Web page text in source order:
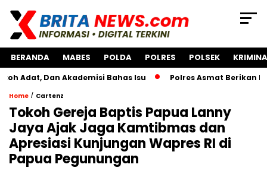
BERANDA MABES POLDA POLRES POLSEK
Akademisi Bahas Isu Polres Asmat Berikan Bantuan
Home / Cartenz
Tokoh Gereja Baptis Papua Lanny
Jaya Ajak Jaga Kamtibmas dan
Apresiasi Kunjungan Wapres RI di
Papua Pegunungan